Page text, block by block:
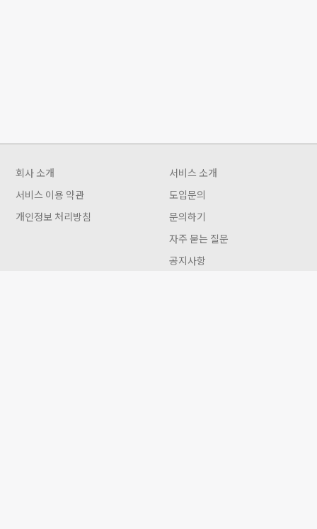
회사 소개
서비스 이용 약관
개인정보 처리방침
서비스 소개
도입문의
문의하기
자주 묻는 질문
공지사항